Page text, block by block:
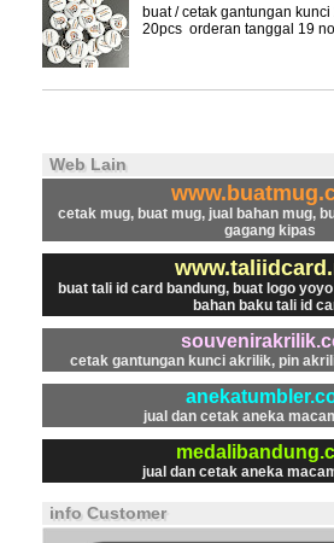
buat / cetak gantungan
20pcs orderan tanggal 19
Web Lain
cetak mug, buat mug, jual bahan mug,
gagang kipas
buat tali id card bandung, buat logo
bahan baku tali id
cetak gantungan kunci akrilik, pin
jual dan cetak aneka
jual dan cetak aneka
info Customer